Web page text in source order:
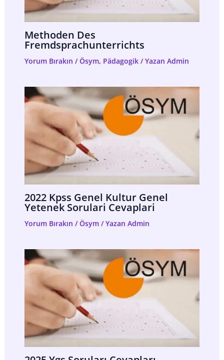
Methoden Des
Fremdsprachunterrichts
Yorum Bırakın /Ösym, Pädagogik/ Yazan Admin
2022 Kpss Genel Kultur Genel
Yetenek Sorulari Cevaplari
Yorum Bırakın /Ösym/ Yazan Admin